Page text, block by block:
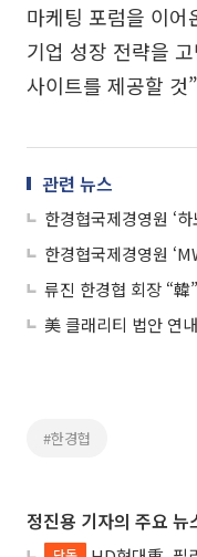
마케팅 포럼을 이
기업 성장 전략을
사이트를 제공할 것
관련 뉴스
한경협국제경영원 ‘
한경협국제경영원
#한경협
정진용 기자의 주요 뉴